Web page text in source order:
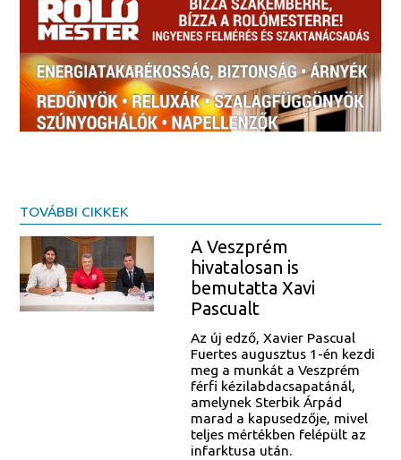
TOVÁBBI CIKKEK
A Veszprém
hivatalosan is
bemutatta Xavi
Pascualt
Az új edző, Xavier Pascual
Fuertes augusztus 1-én kezdi
meg a munkát a Veszprém
férfi kézilabdacsapatánál,
amelynek Sterbik Árpád
marad a kapusedzője, mivel
teljes mértékben felépült az
infarktusa után.